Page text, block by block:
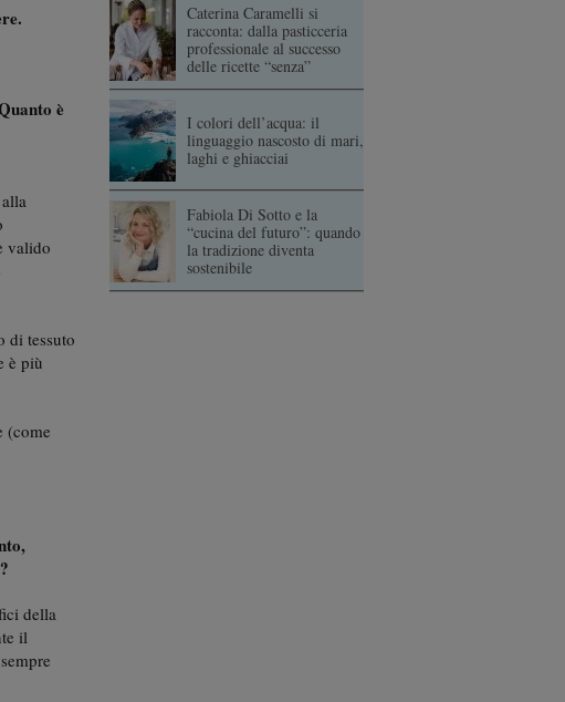
è
valido
di tessuto
è più
(come
della
il
Caterina Caramelli si
racconta: dalla pasticceria
professionale al successo
delle ricette “senza”
I colori dell’acqua: il
linguaggio nascosto di mari,
laghi e ghiacciai
Fabiola Di Sotto e la
“cucina del futuro”: quando
la tradizione diventa
sostenibile